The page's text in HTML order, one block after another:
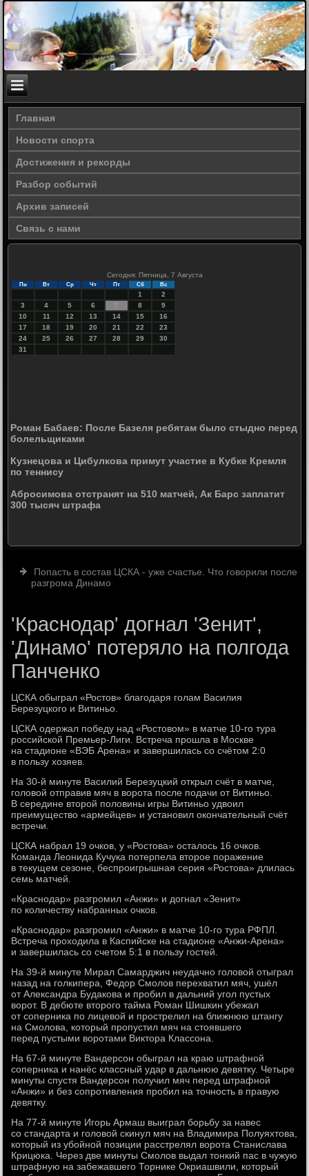
Главная
Новости спорта
Достижения и рекорды
Разбор событий
Архив записей
Связь с нами
Сегодня: Пятница, 7 Августа
Пн Вт Ср Чт Пт Сб Вс
1
2
3
4 5 6 7 8
9
10
11 12 13 14 15
16
17
18 19 20 21 22
23
24
25 26 27 28 29
30
31
Роман Бабаев: После Базеля ребятам было стыдно перед
болельщиками
Кузнецова и Цибулкова примут участие в Кубке Кремля
по теннису
Абросимова отстранят на 510 матчей, Ак Барс заплатит
300 тысяч штрафа
Попасть в состав ЦСКА - уже счастье. Что говорили после
разгрома Динамо
'Краснодар' догнал 'Зенит',
'Динамо' потеряло на полгода
Панченко
ЦСКА обыграл «Ростов» благодаря голам Василия
Березуцкого и Витиньо.
ЦСКА одержал победу над «Ростовом» в матче 10-го тура
российской Премьер-Лиги. Встреча прошла в Москве
на стадионе «ВЭБ Арена» и завершилась со счётом 2:0
в пользу хозяев.
На 30-й минуте Василий Березуцкий открыл счёт в матче,
головой отправив мяч в ворота после подачи от Витиньо.
В середине второй половины игры Витиньо удвоил
преимущество «армейцев» и установил окончательный счёт
встречи.
ЦСКА набрал 19 очков, у «Ростова» осталось 16 очков.
Команда Леонида Кучука потерпела второе поражение
в текущем сезоне, беспроигрышная серия «Ростова» длилась
семь матчей.
«Краснодар» разгромил «Анжи» и догнал «Зенит»
по количеству набранных очков.
«Краснодар» разгромил «Анжи» в матче 10-го тура РФПЛ.
Встреча проходила в Каспийске на стадионе «Анжи-Арена»
и завершилась со счетом 5:1 в пользу гостей.
На 39-й минуте Мирал Самарджич неудачно головой отыграл
назад на голкипера, Федор Смолов перехватил мяч, ушёл
от Александра Будакова и пробил в дальний угол пустых
ворот. В дебюте второго тайма Роман Шишкин убежал
от соперника по лицевой и прострелил на ближнюю штангу
на Смолова, который пропустил мяч на стоявшего
перед пустыми воротами Виктора Классона.
На 67-й минуте Вандерсон обыграл на краю штрафной
соперника и нанёс классный удар в дальнюю девятку. Четыре
минуты спустя Вандерсон получил мяч перед штрафной
«Анжи» и без сопротивления пробил на точность в правую
девятку.
На 77-й минуте Игорь Армаш выиграл борьбу за навес
со стандарта и головой скинул мяч на Владимира Полуяхтова,
который из убойной позиции расстрелял ворота Станислава
Крицюка. Через две минуты Смолов выдал тонкий пас в чужую
штрафную на забежавшего Торнике Окриашвили, который